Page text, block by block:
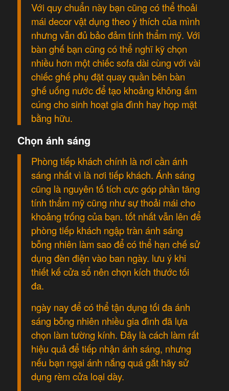
Với quy chuẩn này bạn cũng có thể thoải
mái decor vật dụng theo ý thích của mình
nhưng vẫn đủ bảo đảm tính thẩm mỹ. Với
bàn ghế bạn cũng có thể nghĩ kỹ chọn
nhiều hơn một chiếc sofa dài cùng với vài
chiếc ghế phụ đặt quay quần bên bàn
ghế uống nước để tạo khoảng không ấm
cúng cho sinh hoạt gia đình hay họp mặt
bằng hữu.
Chọn ánh sáng
Phòng tiếp khách chính là nơi cần ánh
sáng nhất vì là nơi tiếp khách. Ánh sáng
cũng là nguyên tố tích cực góp phần tăng
tính thẩm mỹ cũng như sự thoải mái cho
khoảng trống của bạn. tốt nhất vẫn lên để
phòng tiếp khách ngập tràn ánh sáng
bỗng nhiên làm sao để có thể hạn chế sử
dụng đèn điện vào ban ngày. lưu ý khi
thiết kế cửa sổ nên chọn kích thước tối
đa.
ngày nay để có thể tận dụng tối đa ánh
sáng bỗng nhiên nhiều gia đình đã lựa
chọn làm tường kính. Đây là cách làm rất
hiệu quả để tiếp nhận ánh sáng, nhưng
nếu bạn ngại ánh nắng quá gắt hãy sử
dụng rèm cửa loại dày.